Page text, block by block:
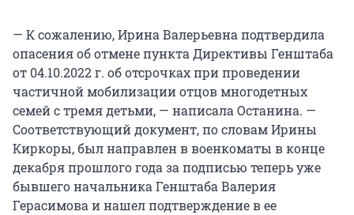
— К сожалению, Ирина Валерьевна подтвердила
опасения об отмене пункта Директивы Генштаба
от 04.10.2022 г. об отсрочках при проведении
частичной мобилизации отцов многодетных
семей с тремя детьми, — написала Останина. —
Соответствующий документ, по словам Ирины
Киркоры, был направлен в военкоматы в конце
декабря прошлого года за подписью теперь уже
бывшего начальника Генштаба Валерия
Герасимова и нашел подтверждение в ее